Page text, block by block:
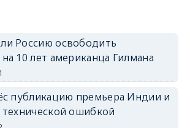
Россию освободить
10 лет американца Гилмана
публикацию премьера Индии и
ошибкой